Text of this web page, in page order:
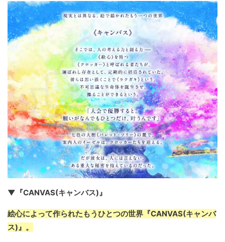
▼『CANVAS(キャンバス)』
絵心によって作られたもうひとつの世界『CANVAS(キャンバ
ス)』。